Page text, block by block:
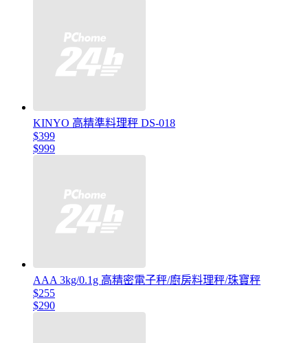
KINYO 高精準料理秤 DS-018
$399
$999
AAA 3kg/0.1g 高精密電子秤/廚房料理秤/珠寶秤
$255
$290